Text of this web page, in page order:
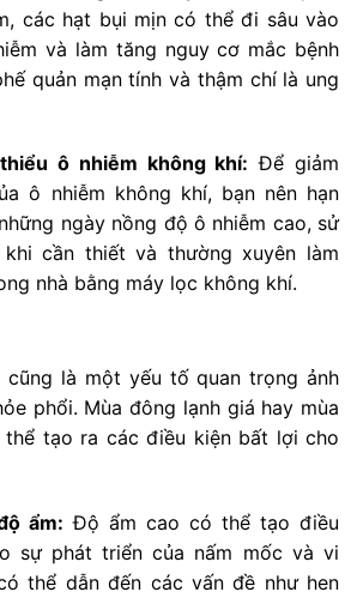
các hạt bụi mịn có thể đi sâu vào
và làm tăng nguy cơ mắc bệnh
quản mạn tính và thậm chí là ung
ô nhiễm không khí: Để giảm
ô nhiễm không khí, bạn nên hạn
ngày nồng độ ô nhiễm cao, sử
cần thiết và thường xuyên làm
nhà bằng máy lọc không khí.
là một yếu tố quan trọng ảnh
phổi. Mùa đông lạnh giá hay mùa
tạo ra các điều kiện bất lợi cho
ẩm: Độ ẩm cao có thể tạo điều
sự phát triển của nấm mốc và vi
thể dẫn đến các vấn đề như hen